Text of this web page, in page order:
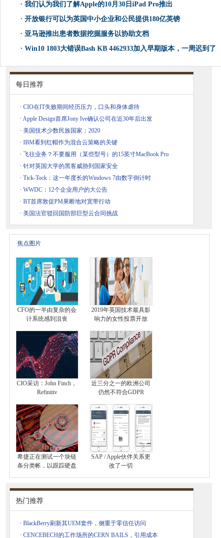
· 我们认为我们了解Apple的10月30日iPad Pro推出
· 开放银行可以为英国中小企业和公民提供180亿英镑
· 亚马逊推出患者数据挖掘服务以协助文档
· Win10 1803大错误Bash KB 4462933加入早期版本，一周迟到了
每日推荐
· CIO在IT失败期间经历压力，口头和身体虐待
· Apple Design首席Jony Ive确认公司在近30年后出发
· 美国技术少数民族国家：2020
· IBM看到红帽作为混合云策略的关键
· 飞往业务？不要服用（某些型号）的15英寸MacBook Pro
· 针对英国大学的黑客威胁到国家安全
· Tick-Tock：这一年度长的Windows 7由数字倒计时
· WWDC：12个企业用户的大公告
· BT首席敦促PM果断地对宽带行动
· 美国法官驳回国防部巨型云合同挑战
焦点图片
CFO的一半由复杂的会
计系统感到沮丧
2019年英国技术最具影
响力的女性投票开放
CIO采访：John Finch，
Refinitiv
近三分之一的欧洲公司
仍然不符合GDPR
希捷正在测试一个块链
条分类帐，以跟踪硬盘
SAP / Apple伙伴关系更
改了一切
热门推荐
· BlackBerry刷新其UEM套件，侧重于零信任访问
· CENCEBECH的工作场所的CERN BAILS，引用成本